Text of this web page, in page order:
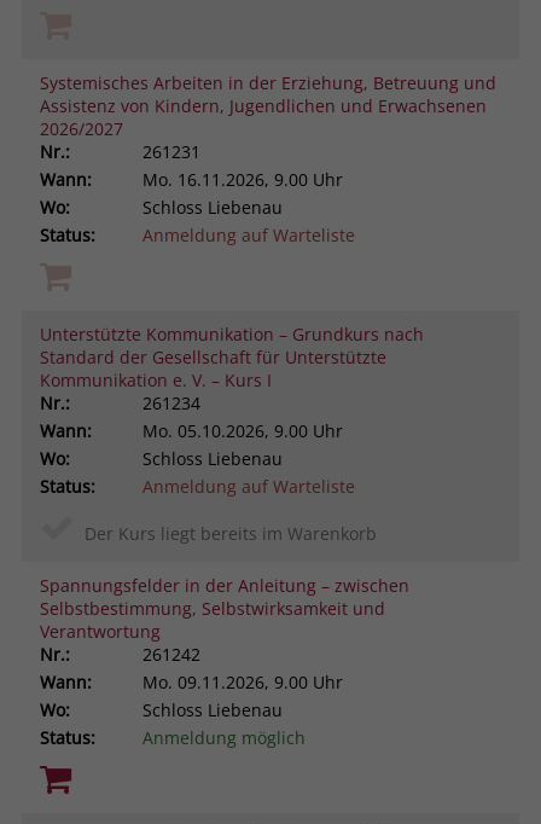
Systemisches Arbeiten in der Erziehung, Betreuung und
Assistenz von Kindern, Jugendlichen und Erwachsenen
2026/2027
Nr.:
261231
Wann:
Mo. 16.11.2026, 9.00 Uhr
Wo:
Schloss Liebenau
Status:
Anmeldung auf Warteliste
Unterstützte Kommunikation – Grundkurs nach
Standard der Gesellschaft für Unterstützte
Kommunikation e. V. – Kurs I
Nr.:
261234
Wann:
Mo. 05.10.2026, 9.00 Uhr
Wo:
Schloss Liebenau
Status:
Anmeldung auf Warteliste
Der Kurs liegt bereits im Warenkorb
Spannungsfelder in der Anleitung – zwischen
Selbstbestimmung, Selbstwirksamkeit und
Verantwortung
Nr.:
261242
Wann:
Mo. 09.11.2026, 9.00 Uhr
Wo:
Schloss Liebenau
Status:
Anmeldung möglich